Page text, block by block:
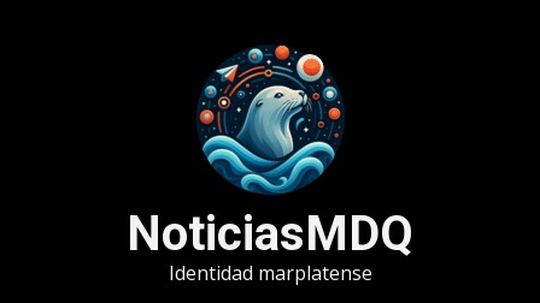
NoticiasMDQ
Identidad marplatense